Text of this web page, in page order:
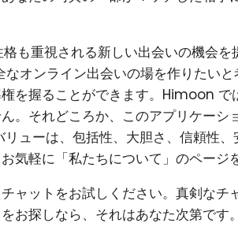
も重視される新しい出会いの機会を
オンライン出会いの場を作りたいと
を握ることができます。Himoon で
。それどころか、このアプリケーシ
ューは、包括性、大胆さ、信頼性
気軽に「私たちについて」のページ
ャットをお試しください。真剣なチ
お探しなら、それはあなた次第です。